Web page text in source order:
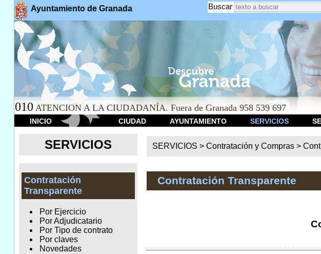
Ayuntamiento de Granada Buscar
010 ATENCION A LA CIUDADANÍA. Fuera de Granada 958 539 697
INICIO CIUDAD AYUNTAMIENTO SERVICIOS
SERVICIOS
Contratación
Transparente
Por Ejercicio
Por Adjudicatario
Por Tipo de contrato
Por claves
Novedades
SERVICIOS >Contratación y Compras >
Contratación Transparente